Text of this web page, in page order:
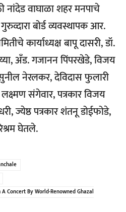
नांदेड वाघाळा शहर मनपाचे
बोर्ड व्यवस्थापक आर.
कार्याध्यक्ष बापू दासरी, डॉ.
अँड. गजानन पिंपरखेडे, विजय
नेरलकर, देविदास फुलारी
संगेवार, पत्रकार विजय
ज्येष्ठ पत्रकार शंतनू डोईफोडे,
घेतले.
Concert By World-Renowned Ghazal